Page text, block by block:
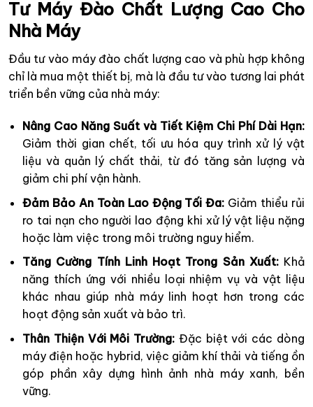
Tư Máy Đào Chất Lượng Cao Cho
Nhà Máy
Đầu tư vào máy đào chất lượng cao và phù hợp không
chỉ là mua một thiết bị, mà là đầu tư vào tương lai phát
triển bền vững của nhà máy:
Nâng Cao Năng Suất và Tiết Kiệm Chi Phí Dài Hạn:
Giảm thời gian chết, tối ưu hóa quy trình xử lý vật
liệu và quản lý chất thải, từ đó tăng sản lượng và
giảm chi phí vận hành.
Đảm Bảo An Toàn Lao Động Tối Đa: Giảm thiểu rủi
ro tai nạn cho người lao động khi xử lý vật liệu nặng
hoặc làm việc trong môi trường nguy hiểm.
Tăng Cường Tính Linh Hoạt Trong Sản Xuất:Khả
năng thích ứng với nhiều loại nhiệm vụ và vật liệu
khác nhau giúp nhà máy linh hoạt hơn trong các
hoạt động sản xuất và bảo trì.
Thân Thiện Với Môi Trường: Đặc biệt với các dòng
máy điện hoặc hybrid, việc giảm khí thải và tiếng ồn
góp phần xây dựng hình ảnh nhà máy xanh, bền
vững.